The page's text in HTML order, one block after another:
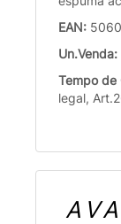
EAN:
Un.Venda:
Tempo de
legal,